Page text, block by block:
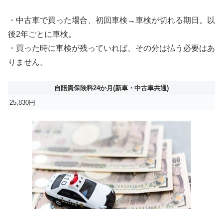
・中古車で買った場合、初回車検→車検が切れる期日。以
後2年ごとに車検。
・買った時に車検が残っていれば、その分は払う必要はあ
りません。
自賠責保険料24か月(新車・中古車共通)
25,830円